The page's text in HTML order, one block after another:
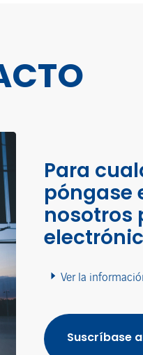
Para
póngase
nosotros
Ver la
Suscríbase